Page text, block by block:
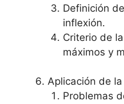
Definición
inflexión.
Criterio de
máximos y
Aplicación de
Problemas